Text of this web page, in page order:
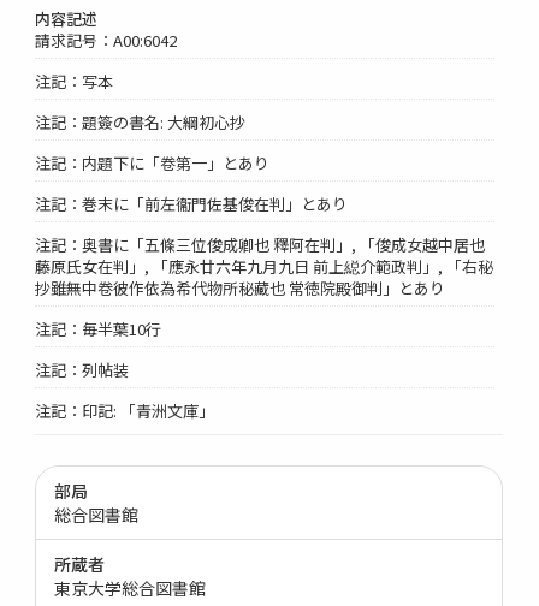
内容記述
請求記号：A00:6042
注記：写本
注記：題簽の書名: 大綱初心抄
注記：内題下に「卷第一」とあり
注記：巻末に「前左衞門佐基俊在判」とあり
注記：奥書に「五條三位俊成卿也 釋阿在判」, 「俊成女越中居也
藤原氏女在判」, 「應永廿六年九月九日 前上縂介範政判」, 「右秘
抄雖無中卷彼作依為希代物所秘藏也 常徳院殿御判」とあり
注記：毎半葉10行
注記：列帖装
注記：印記: 「青洲文庫」
部局
総合図書館
所蔵者
東京大学総合図書館